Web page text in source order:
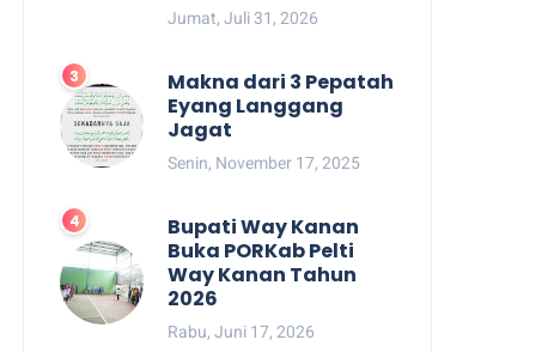
Jumat, Juli 31, 2026
Makna dari 3 Pepatah
Eyang Langgang
Jagat
Senin, November 17, 2025
Bupati Way Kanan
Buka PORKab Pelti
Way Kanan Tahun
2026
Rabu, Juni 17, 2026